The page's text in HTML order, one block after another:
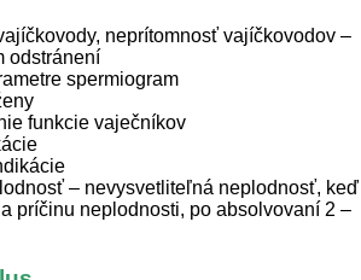
neprítomnosť vajíčkovodov –
odstránení
spermiogram
funkcie vaječníkov
– nevysvetliteľná neplodnosť, keď
príčinu neplodnosti, po absolvovaní 2 –